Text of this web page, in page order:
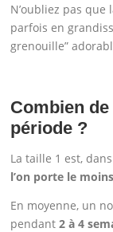
N’oubliez pas que
parfois en
grenouille”
Combien
période ?
La taille 1 est,
l’on porte le
En moyenne, un
pendant2 à 4